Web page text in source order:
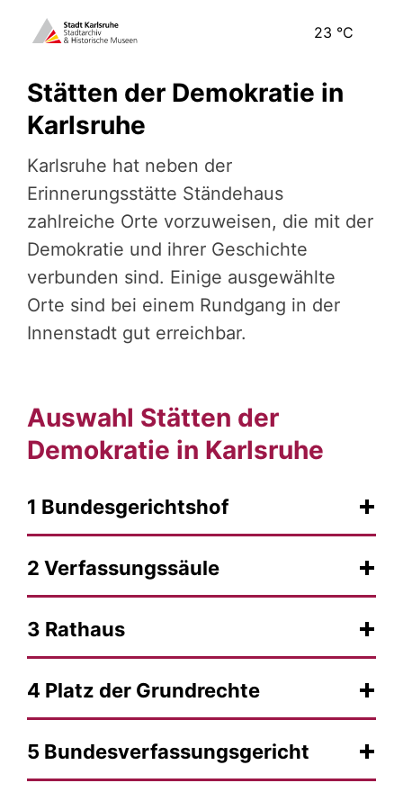
23 °C
Stätten der Demokratie in
Karlsruhe
Karlsruhe hat neben der
Erinnerungsstätte Ständehaus
zahlreiche Orte vorzuweisen, die mit der
Demokratie und ihrer Geschichte
verbunden sind. Einige ausgewählte
Orte sind bei einem Rundgang in der
Innenstadt gut erreichbar.
Auswahl Stätten der
Demokratie in Karlsruhe
1 Bundesgerichtshof
2 Verfassungssäule
3 Rathaus
4 Platz der Grundrechte
5 Bundesverfassungsgericht